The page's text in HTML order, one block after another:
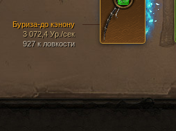
Буриза-до кэнону
3 072,4 Ур./сек
927 к ловкости